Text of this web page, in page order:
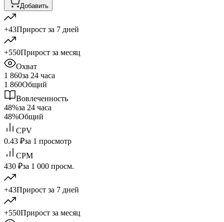
Добавить
+43Прирост за 7 дней
+550Прирост за месяц
Охват
1 860за 24 часа
1 860Общий
Вовлеченность
48%за 24 часа
48%Общий
CPV
0.43 ₽за 1 просмотр
CPM
430 ₽за 1 000 просм.
+43Прирост за 7 дней
+550Прирост за месяц